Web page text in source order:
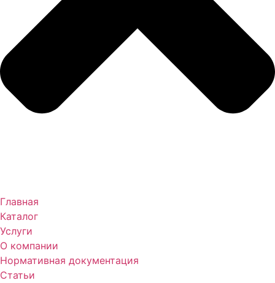
Главная
Каталог
Услуги
О компании
Нормативная документация
Статьи